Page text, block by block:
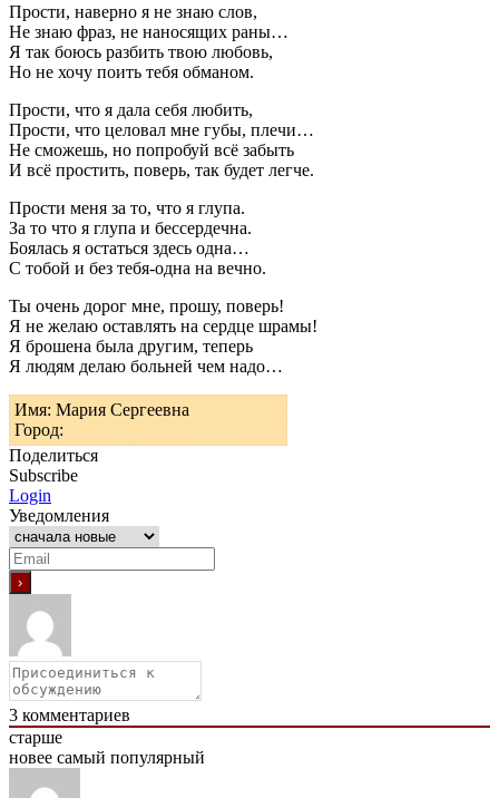
Прости, наверно я не знаю слов,
Не знаю фраз, не наносящих раны…
Я так боюсь разбить твою любовь,
Но не хочу поить тебя обманом.
Прости, что я дала себя любить,
Прости, что целовал мне губы, плечи…
Не сможешь, но попробуй всё забыть
И всё простить, поверь, так будет легче.
Прости меня за то, что я глупа.
За то что я глупа и бессердечна.
Боялась я остаться здесь одна…
С тобой и без тебя-одна на вечно.
Ты очень дорог мне, прошу, поверь!
Я не желаю оставлять на сердце шрамы!
Я брошена была другим, теперь
Я людям делаю больней чем надо…
Имя: Мария Сергеевна
Город:
Поделиться
Subscribe
Login
Уведомления
3 комментариев
старше
новее самый популярный